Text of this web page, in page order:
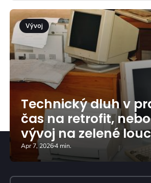
Vývoj
Technický dluh v
čas na retrofit,
vývoj na zelené
Apr 7, 20264 min.